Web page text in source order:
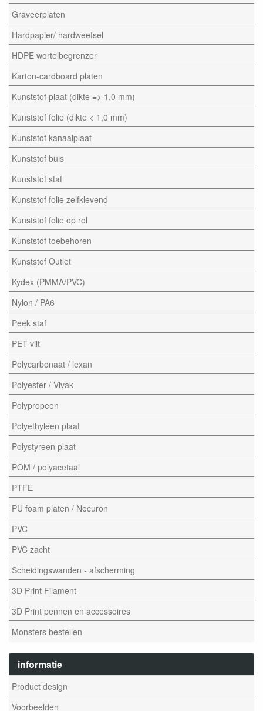
Graveerplaten
Hardpapier/ hardweefsel
HDPE wortelbegrenzer
Karton-cardboard platen
Kunststof plaat (dikte => 1,0 mm)
Kunststof folie (dikte < 1,0 mm)
Kunststof kanaalplaat
Kunststof buis
Kunststof staf
Kunststof folie zelfklevend
Kunststof folie op rol
Kunststof toebehoren
Kunststof Outlet
Kydex (PMMA/PVC)
Nylon / PA6
Peek staf
PET-vilt
Polycarbonaat / lexan
Polyester / Vivak
Polypropeen
Polyethyleen plaat
Polystyreen plaat
POM / polyacetaal
PTFE
PU foam platen / Necuron
PVC
PVC zacht
Scheidingswanden - afscherming
3D Print Filament
3D Print pennen en accessoires
Monsters bestellen
informatie
Product design
Voorbeelden